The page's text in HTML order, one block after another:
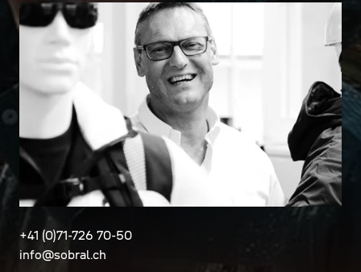
+41 (0)71-726 70-50
info@sobral.ch